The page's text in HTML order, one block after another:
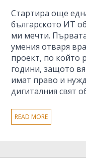
Стартира още
българското ИТ
ми мечти.
умения отваря
проект, по който
години, защото
имат право и
дигиталния свят
READ MORE